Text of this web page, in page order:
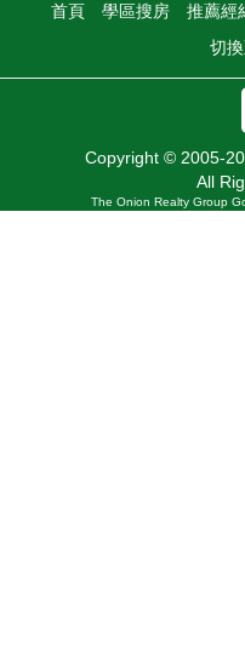
首頁 學區搜房 推薦經
切
Copyright © 2005-
All
The Onion Realty Group